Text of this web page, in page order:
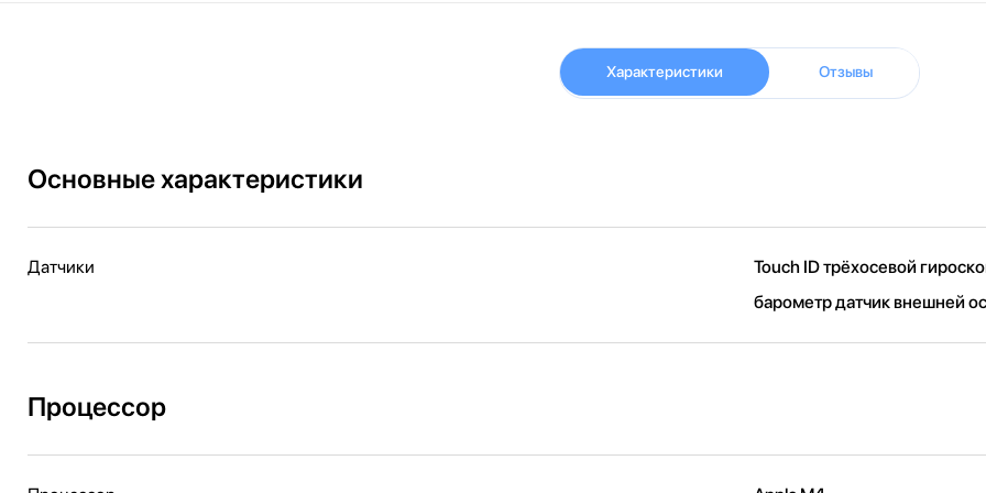
Характеристики Отзывы
Основные характеристики
Датчики
Touch ID трёхосевой
барометр датчик внешней
Процессор